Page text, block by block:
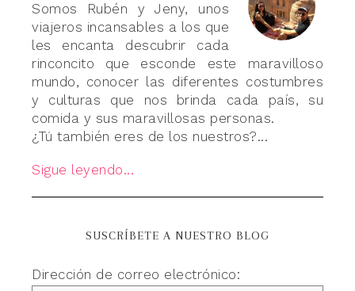
Somos Rubén y Jeny, unos
viajeros incansables a los que
les encanta descubrir cada
rinconcito que esconde este maravilloso
mundo, conocer las diferentes costumbres
y culturas que nos brinda cada país, su
comida y sus maravillosas personas.
¿Tú también eres de los nuestros?...
Sigue leyendo...
SUSCRÍBETE A NUESTRO BLOG
Dirección de correo electrónico: